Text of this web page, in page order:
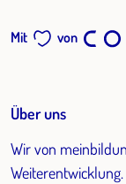
Mit von
Über uns
Wir von